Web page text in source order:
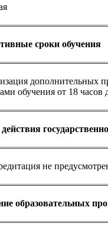
сроки обучения​
дополнительных
обучения от 18 часов
не
образовательных